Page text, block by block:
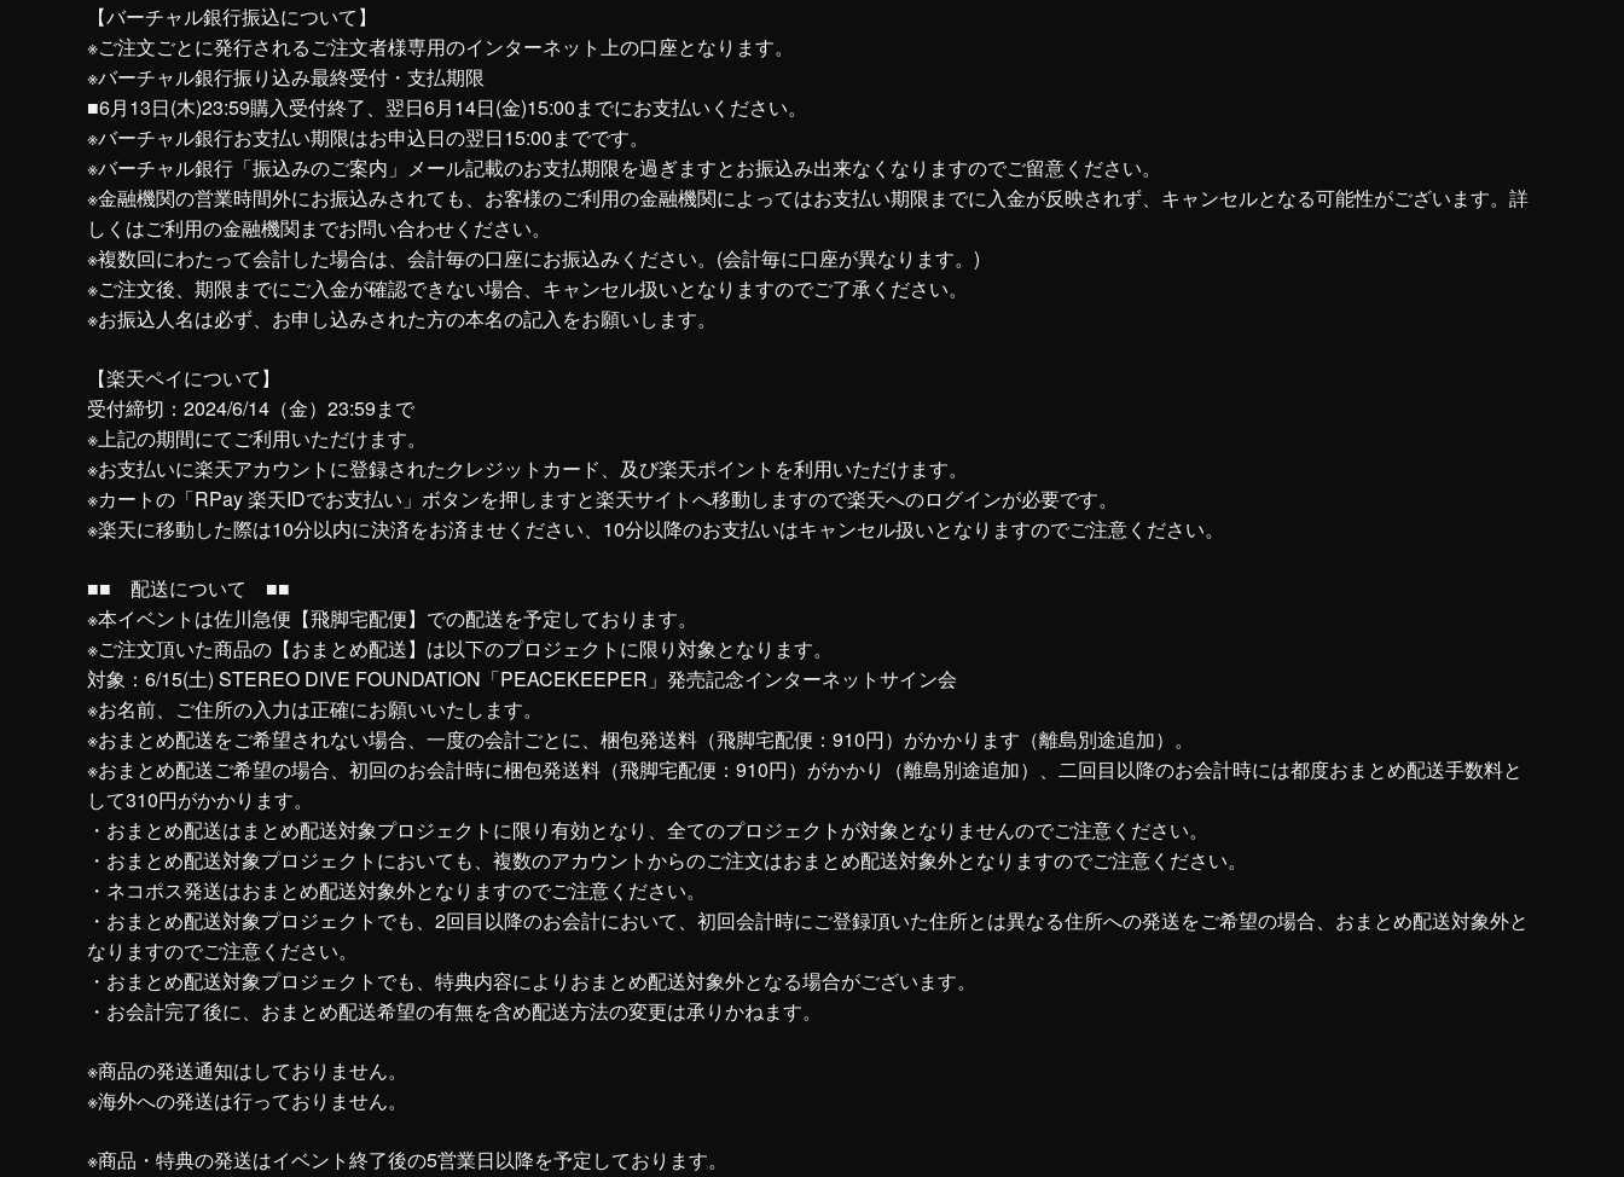
【バーチャル銀行振込について】
※ご注文ごとに発行されるご注文者様専用のインターネット上の口座となります。
※バーチャル銀行振り込み最終受付・支払期限
■6月13日(木)23:59購入受付終了、翌日6月14日(金)15:00までにお支払いください。
※バーチャル銀行お支払い期限はお申込日の翌日15:00までです。
※バーチャル銀行「振込みのご案内」メール記載のお支払期限を過ぎますとお振込み出来なくなりますのでご留意ください。
※金融機関の営業時間外にお振込みされても、お客様のご利用の金融機関によってはお支払い期限までに入金が反映されず、キャンセルとなる可能性がございます。詳
しくはご利用の金融機関までお問い合わせください。
※複数回にわたって会計した場合は、会計毎の口座にお振込みください。(会計毎に口座が異なります。)
※ご注文後、期限までにご入金が確認できない場合、キャンセル扱いとなりますのでご了承ください。
※お振込人名は必ず、お申し込みされた方の本名の記入をお願いします。
【楽天ペイについて】
受付締切：2024/6/14（金）23:59まで
※上記の期間にてご利用いただけます。
※お支払いに楽天アカウントに登録されたクレジットカード、及び楽天ポイントを利用いただけます。
※カートの「RPay 楽天IDでお支払い」ボタンを押しますと楽天サイトへ移動しますので楽天へのログインが必要です。
※楽天に移動した際は10分以内に決済をお済ませください、10分以降のお支払いはキャンセル扱いとなりますのでご注意ください。
■■ 配送について ■■
※本イベントは佐川急便【飛脚宅配便】での配送を予定しております。
※ご注文頂いた商品の【おまとめ配送】は以下のプロジェクトに限り対象となります。
対象：6/15(土) STEREO DIVE FOUNDATION「PEACEKEEPER」発売記念インターネットサイン会
※お名前、ご住所の入力は正確にお願いいたします。
※おまとめ配送をご希望されない場合、一度の会計ごとに、梱包発送料（飛脚宅配便：910円）がかかります（離島別途追加）。
※おまとめ配送ご希望の場合、初回のお会計時に梱包発送料（飛脚宅配便：910円）がかかり（離島別途追加）、二回目以降のお会計時には都度おまとめ配送手数料と
して310円がかかります。
・おまとめ配送はまとめ配送対象プロジェクトに限り有効となり、全てのプロジェクトが対象となりませんのでご注意ください。
・おまとめ配送対象プロジェクトにおいても、複数のアカウントからのご注文はおまとめ配送対象外となりますのでご注意ください。
・ネコポス発送はおまとめ配送対象外となりますのでご注意ください。
・おまとめ配送対象プロジェクトでも、2回目以降のお会計において、初回会計時にご登録頂いた住所とは異なる住所への発送をご希望の場合、おまとめ配送対象外と
なりますのでご注意ください。
・おまとめ配送対象プロジェクトでも、特典内容によりおまとめ配送対象外となる場合がございます。
・お会計完了後に、おまとめ配送希望の有無を含め配送方法の変更は承りかねます。
※商品の発送通知はしておりません。
※海外への発送は行っておりません。
※商品・特典の発送はイベント終了後の5営業日以降を予定しております。